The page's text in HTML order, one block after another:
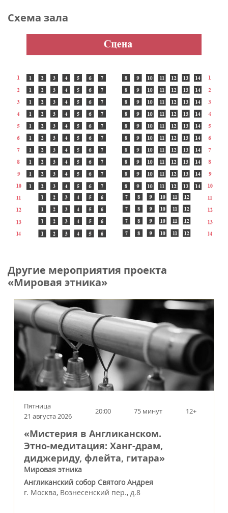
Схема зала
Другие мероприятия проекта
«Мировая этника»
Пятница
21 августа 2026
20:00 75 минут 12+
«Мистерия в Англиканском.
Этно‑медитация: Ханг-драм,
диджериду, флейта, гитара»
Мировая этника
Англиканский собор Святого Андрея
г. Москва, Вознесенский пер., д.8